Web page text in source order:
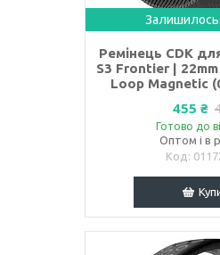
Залишилось
Ремінець CDK
S3 Frontier |
Loop Magnetic
455 ₴
Готово до
Оптом і в